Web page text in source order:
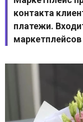
контакта
платежи.
маркетплейсов